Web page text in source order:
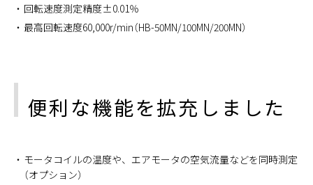
回転速度測定精度±0.01％
最高回転速度60,000r/min（HB-50MN/100MN/200MN）
便利な機能を拡充しました
モータコイルの温度や、エアモータの空気流量などを同時測定
（オプション）